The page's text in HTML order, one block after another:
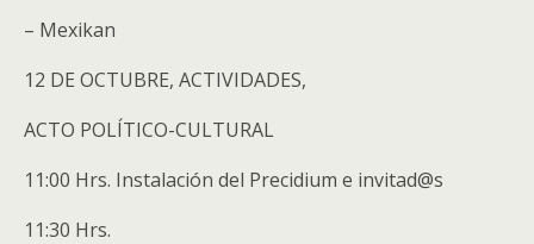
– Mexikan
12 DE OCTUBRE, ACTIVIDADES,
ACTO POLÍTICO-CULTURAL
11:00 Hrs. Instalación del Precidium e invitad@s
11:30 Hrs.